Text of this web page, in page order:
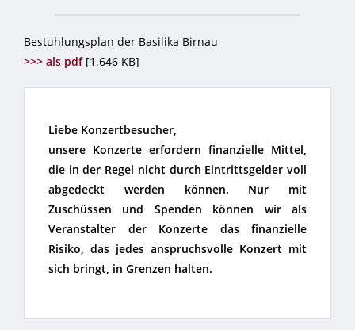
Bestuhlungsplan der Basilika Birnau
>>> als pdf[1.646 KB]
Liebe Konzertbesucher,
unsere Konzerte erfordern finanzielle Mittel,
die in der Regel nicht durch Eintrittsgelder voll
abgedeckt werden können. Nur mit
Zuschüssen und Spenden können wir als
Veranstalter der Konzerte das finanzielle
Risiko, das jedes anspruchsvolle Konzert mit
sich bringt, in Grenzen halten.